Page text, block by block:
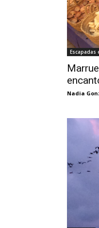
Escapadas
Nadia